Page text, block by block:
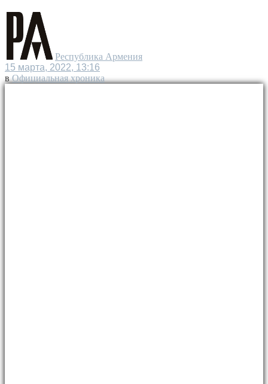
Республика Армения
15 марта, 2022, 13:16
в Официальная хроника